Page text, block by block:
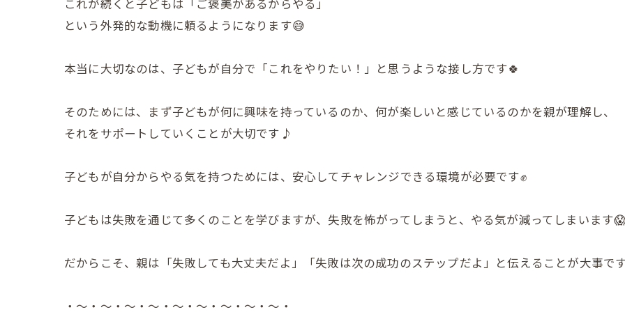
という外発的な動機に頼るようになります😅
本当に大切なのは、子どもが自分で「これをやりたい！」と思うような接し方です🍀
そのためには、まず子どもが何に興味を持っているのか、何が楽しいと感じているのかを親が理解し、
それをサポートしていくことが大切です♪
子どもが自分からやる気を持つためには、安心してチャレンジできる環境が必要です✊
子どもは失敗を通じて多くのことを学びますが、失敗を怖がってしまうと、やる気が減ってしまいます
だからこそ、親は「失敗しても大丈夫だよ」「失敗は次の成功のステップだよ」と伝えることが大事で
・～・～・～・～・～・～・～・～・～・